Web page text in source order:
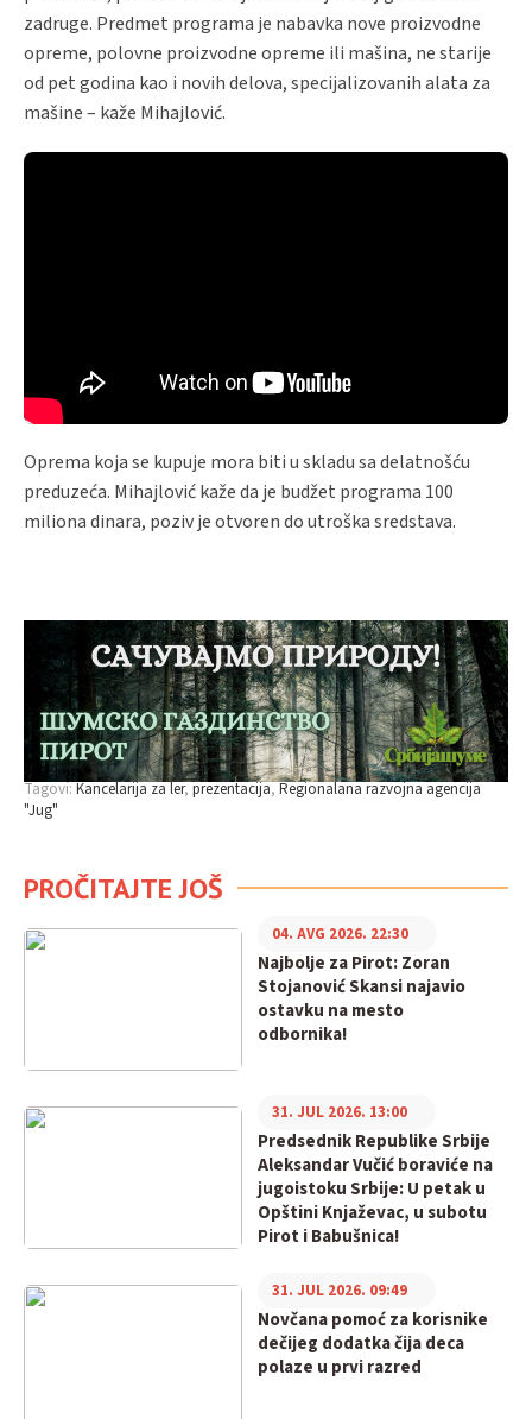
zadruge. Predmet programa je nabavka nove proizvodne
opreme, polovne proizvodne opreme ili mašina, ne starije
od pet godina kao i novih delova, specijalizovanih alata za
mašine – kaže Mihajlović.
Oprema koja se kupuje mora biti u skladu sa delatnošću
preduzeća. Mihajlović kaže da je budžet programa 100
miliona dinara, poziv je otvoren do utroška sredstava.
Tagovi:Kancelarija za ler prezentacija Regionalana razvojna agencija
"Jug"
PROČITAJTE JOŠ
Najbolje za Pirot: Zoran
Stojanović Skansi najavio
ostavku na mesto
odbornika!
04. AVG 2026. 22:30
Predsednik Republike Srbije
Aleksandar Vučić boraviće na
jugoistoku Srbije: U petak u
Opštini Knjaževac, u subotu
Pirot i Babušnica!
31. JUL 2026. 13:00
Novčana pomoć za korisnike
dečijeg dodatka čija deca
polaze u prvi razred
31. JUL 2026. 09:49